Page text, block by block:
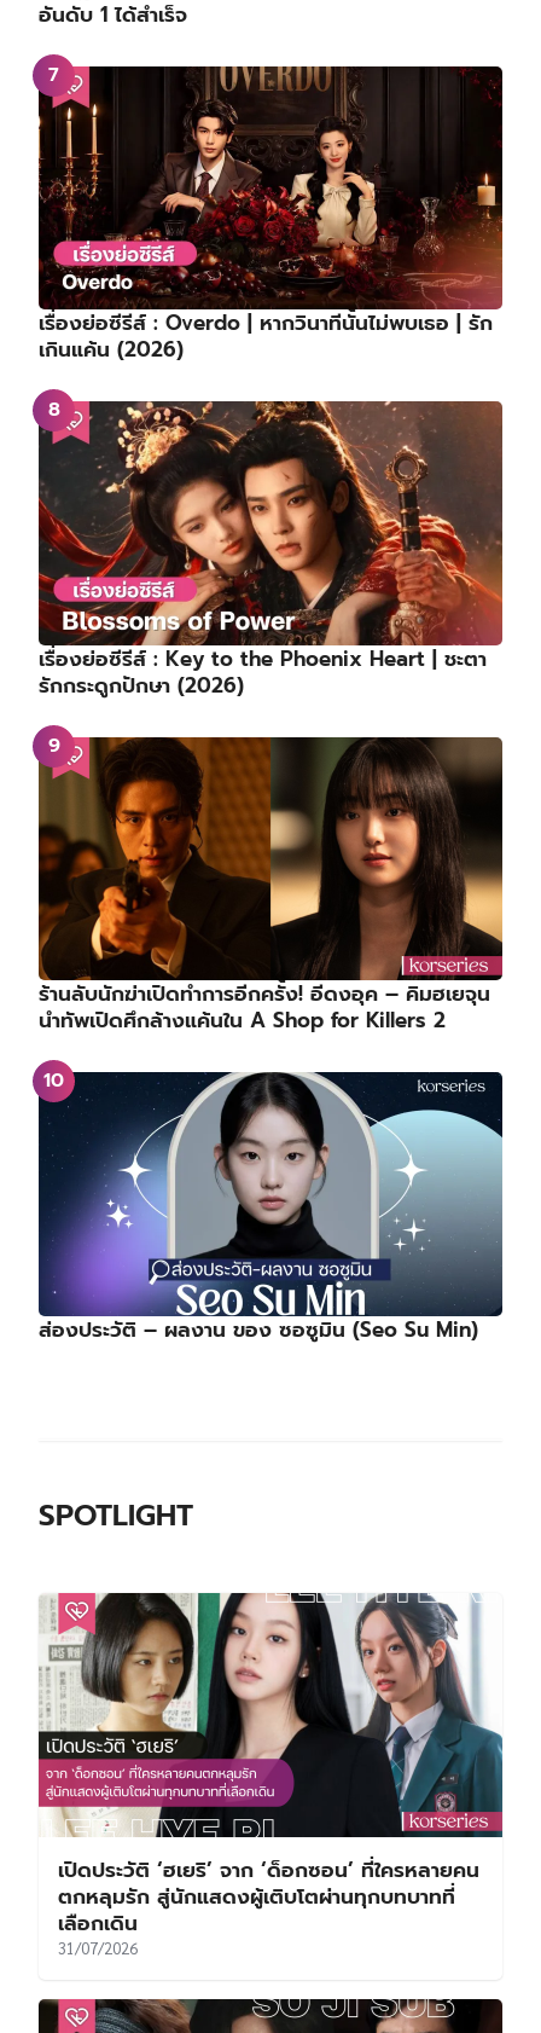
อันดับ 1 ได้สำเร็จ
เรื่องย่อซีรีส์ : Overdo | หากวินาทีนั้นไม่พบเธอ | รัก
เกินแค้น (2026)
เรื่องย่อซีรีส์ : Key to the Phoenix Heart | ชะตา
รักกระดูกปักษา (2026)
ร้านลับนักฆ่าเปิดทำการอีกครั้ง! อีดงอุค – คิมฮเยจุน
นำทัพเปิดศึกล้างแค้นใน A Shop for Killers 2
ส่องประวัติ – ผลงาน ของ ซอซูมิน (Seo Su Min)
SPOTLIGHT
เปิดประวัติ ‘ฮเยริ’ จาก ‘ด็อกซอน’ ที่ใครหลายคน
ตกหลุมรัก สู่นักแสดงผู้เติบโตผ่านทุกบทบาทที่
เลือกเดิน
31/07/2026